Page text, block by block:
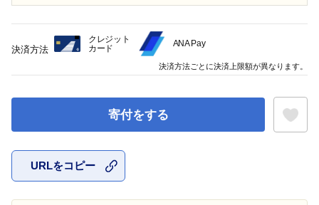
寄付をする
URLをコピー
決済方法
クレジット
カード
ANA Pay
決済方法ごとに決済上限額が異なります。